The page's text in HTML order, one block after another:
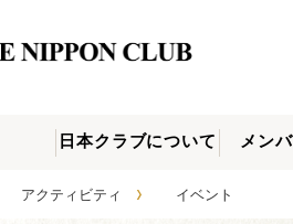
日本クラブについて メン
メンバー
アクティビティ › イベント